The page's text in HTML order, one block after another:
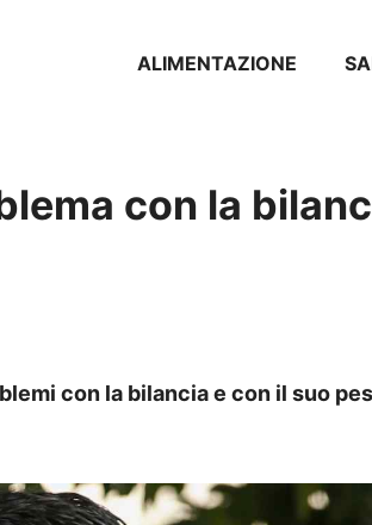
ALIMENTAZIONE
con la
con la bilancia e con il suo